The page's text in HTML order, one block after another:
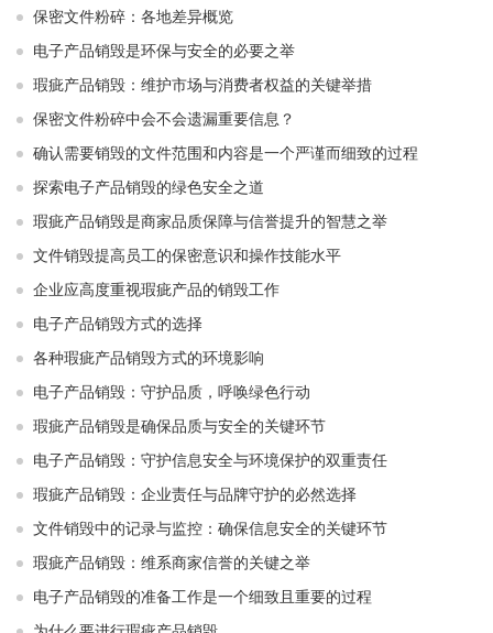
保密文件粉碎：各地差异概览
电子产品销毁是环保与安全的必要之举​ ​
瑕疵产品销毁：维护市场与消费者权益的关键举措​ ​
保密文件粉碎中会不会遗漏重要信息？
确认需要销毁的文件范围和内容是一个严谨而细致的过程
探索电子产品销毁的绿色安全之道
瑕疵产品销毁是商家品质保障与信誉提升的智慧之举
文件销毁提高员工的保密意识和操作技能水平
企业应高度重视瑕疵产品的销毁工作
电子产品销毁方式的选择
各种瑕疵产品销毁方式的环境影响
电子产品销毁：守护品质，呼唤绿色行动
瑕疵产品销毁是确保品质与安全的关键环节
电子产品销毁：守护信息安全与环境保护的双重责任
瑕疵产品销毁：企业责任与品牌守护的必然选择
文件销毁中的记录与监控：确保信息安全的关键环节
瑕疵产品销毁：维系商家信誉的关键之举
电子产品销毁的准备工作是一个细致且重要的过程